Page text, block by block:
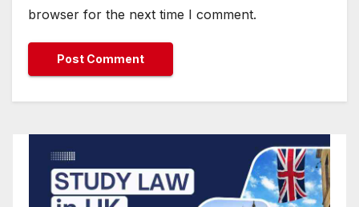
browser for the next time I comment.